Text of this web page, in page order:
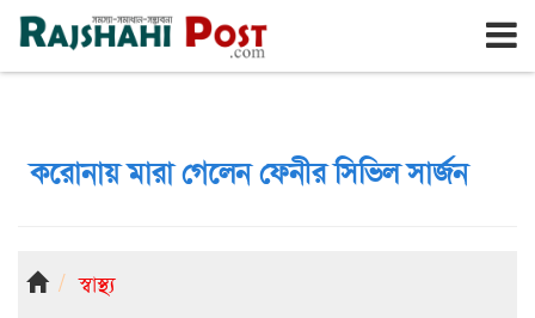
রাজশাহী সোমবার, ১০ই আগস্ট ২০২৬, ২৭শে শ্রাবণ ১৪৩৩
করোনায় মারা গেলেন ফেনীর সিভিল সার্জন
স্বাস্থ্য